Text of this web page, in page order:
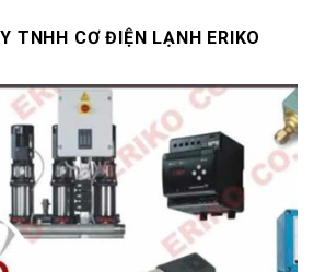
TNHH CƠ ĐIỆN LẠNH ERIKO